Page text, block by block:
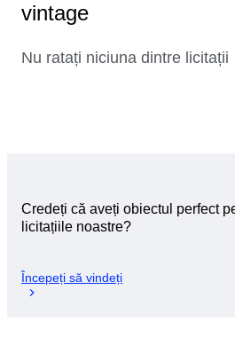
vintage
Nu ratați niciuna dintre licitații
Credeți că aveți obiectul perfect
licitațiile noastre?
Începeți să vindeți